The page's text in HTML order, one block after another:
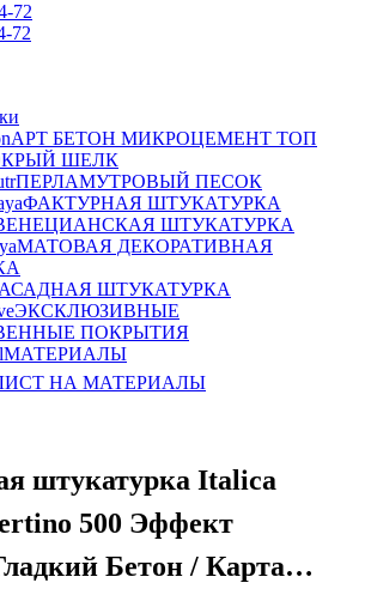
72
72
АРТ БЕТОН МИКРОЦЕМЕНТ ТОП
ШЕЛК
ПЕРЛАМУТРОВЫЙ ПЕСОК
ФАКТУРНАЯ ШТУКАТУРКА
ШТУКАТУРКА
МАТОВАЯ ДЕКОРАТИВНАЯ
ШТУКАТУРКА
ЭКСКЛЮЗИВНЫЕ
ПОКРЫТИЯ
МАТЕРИАЛЫ
НА МАТЕРИАЛЫ
штукатурка Italica
500 Эффект
Бетон / Карта